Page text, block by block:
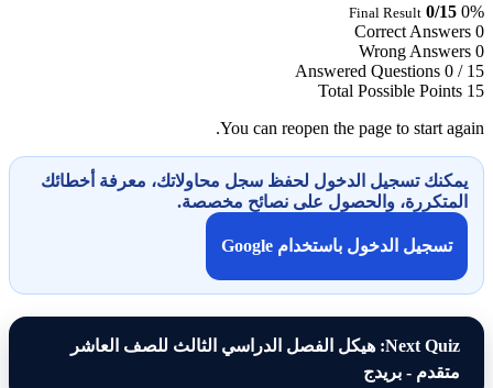
Final Result 0/15 0%
Correct Answers 0
Wrong Answers 0
Answered Questions 0 / 15
Total Possible Points
15
You can reopen the page to start again.
يمكنك تسجيل الدخول لحفظ سجل محاولاتك، معرفة أخطائك
المتكررة، والحصول على نصائح مخصصة.
تسجيل الدخول باستخدام Google
Next Quiz: هيكل الفصل الدراسي الثالث للصف العاشر
متقدم - بريدج